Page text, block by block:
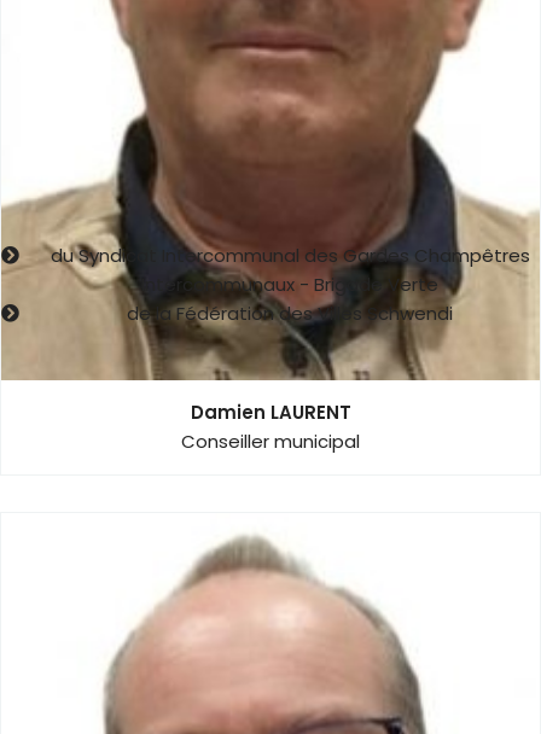
Membre de la Commission Communale des Impôts Directs.
Correspondant défense.
Membre de la Commission de Contrôle des Listes
Représentant de la commune au sein de
du Syndicat Intercommunal des Gardes Champêtres
Intercommunaux - Brigade Verte
de la Fédération des Villes Schwendi
Damien LAURENT
Conseiller municipal